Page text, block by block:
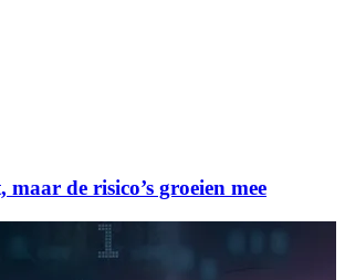
maar de risico’s groeien mee